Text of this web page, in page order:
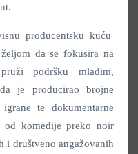
producentsku kuću
da se fokusira na
podršku mladim,
je producirao brojne
te dokumentarne
komedije preko noir
i društveno angažovanih